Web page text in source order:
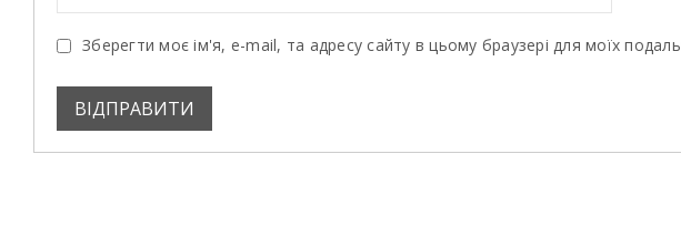
Зберегти моє ім'я, e-mail, та адресу сайту в цьому браузері для моїх